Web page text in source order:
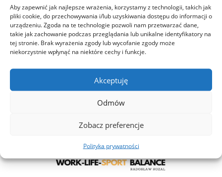
Aby zapewnić jak najlepsze wrażenia, korzystamy z technologii, takich jak
pliki cookie, do przechowywania i/lub uzyskiwania dostępu do informacji o
urządzeniu. Zgoda na te technologie pozwoli nam przetwarzać dane,
takie jak zachowanie podczas przeglądania lub unikalne identyfikatory na
tej stronie. Brak wyrażenia zgody lub wycofanie zgody może
niekorzystnie wpłynąć na niektóre cechy i funkcje.
Akceptuję
Odmów
Zobacz preferencje
Polityka prywatności
Ciebie w wiadomości e-mail.